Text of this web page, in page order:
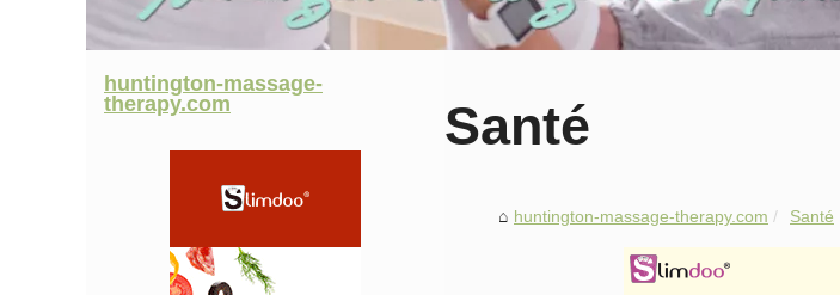
Santé
huntington-massage-therapy.com Santé
huntington-massage-
therapy.com